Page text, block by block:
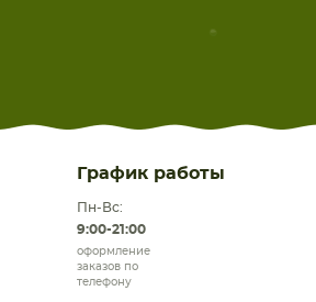
График работы
Пн-Вс:
9:00-21:00
оформление
заказов по
телефону